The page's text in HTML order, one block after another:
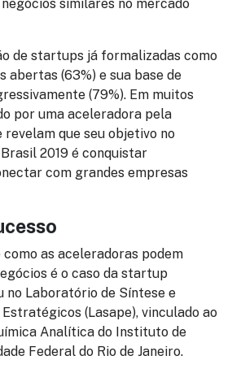
similares no mercado
de startups já formalizadas como
abertas (63%) e sua base de
(79%). Em muitos
por uma aceleradora pela
revelam que seu objetivo no
2019 é conquistar
com grandes empresas
como as aceleradoras podem
é o caso da startup
no Laboratório de Síntese e
(Lasape), vinculado ao
Analítica do Instituto de
Federal do Rio de Janeiro.